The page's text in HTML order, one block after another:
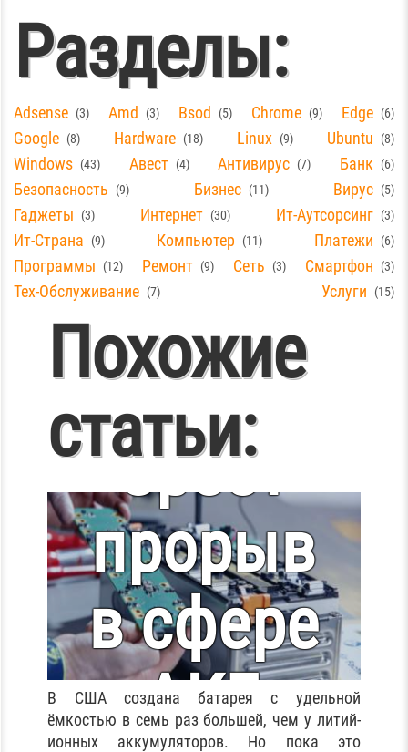
Разделы:
Adsense 3 Amd 3 Bsod 5 Chrome 9 Edge 6
Google 8 Hardware 18 Linux 9 Ubuntu 8
Windows 43 Авест 4 Антивирус 7 Банк 6
Безопасность 9 Бизнес 11 Вирус 5
Гаджеты 3 Интернет 30 Ит-Аутсорсинг 3
Ит-Страна 9 Компьютер 11 Платежи 6
Программы 12 Ремонт 9 Сеть 3 Смартфон 3
Тех-Обслуживание 7 Услуги 15
Похожие
статьи:
Зреет
прорыв
в сфере
АКБ
В США создана батарея с удельной
ёмкостью в семь раз большей, чем у литий-
ионных аккумуляторов. Но пока это